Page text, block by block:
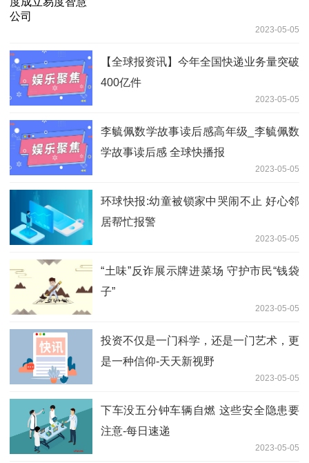
2023-05-05
【全球报资讯】今年全国快递业务量突破
400亿件
2023-05-05
李毓佩数学故事读后感高年级_李毓佩数
学故事读后感 全球快播报
2023-05-05
环球快报:幼童被锁家中哭闹不止 好心邻
居帮忙报警
2023-05-05
“土味”反诈展示牌进菜场 守护市民“钱袋
子”
2023-05-05
投资不仅是一门科学，还是一门艺术，更
是一种信仰-天天新视野
2023-05-05
下车没五分钟车辆自燃 这些安全隐患要
注意-每日速递
2023-05-05